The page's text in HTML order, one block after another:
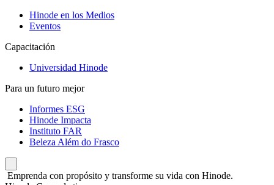
Hinode en los Medios
Eventos
Capacitación
Universidad Hinode
Para un futuro mejor
Informes ESG
Hinode Impacta
Instituto FAR
Beleza Além do Frasco
Emprenda con propósito y transforme su vida con Hinode.